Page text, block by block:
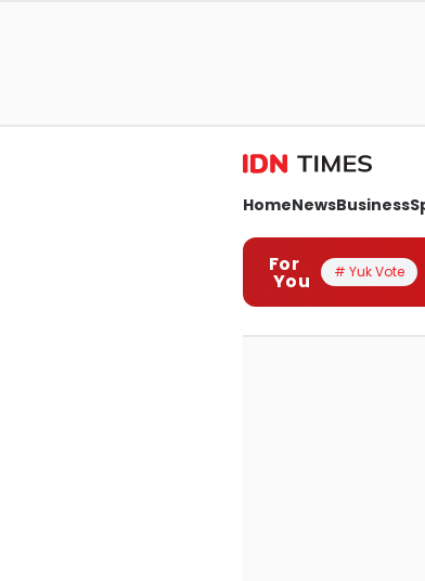
HomeNewsBusiness
For
You # Yuk Vote